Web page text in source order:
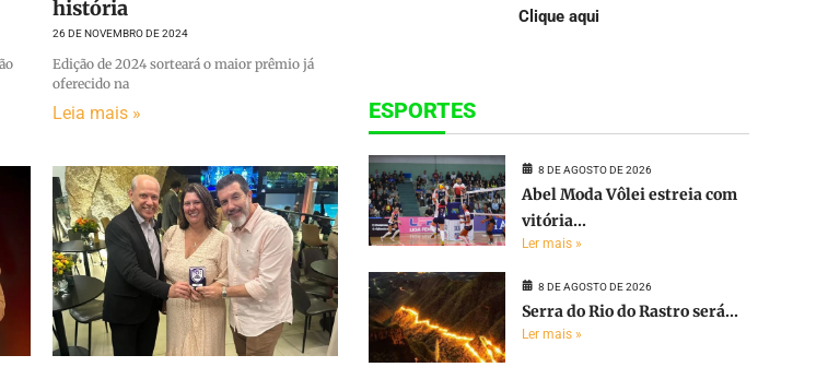
história
26 DE NOVEMBRO DE 2024
Edição de 2024 sorteará o maior prêmio já
oferecido na
Leia mais »
Clique aqui
ESPORTES
8 DE AGOSTO DE 2026
Abel Moda Vôlei estreia com
vitória...
Ler mais »
8 DE AGOSTO DE 2026
Serra do Rio do Rastro será...
Ler mais »